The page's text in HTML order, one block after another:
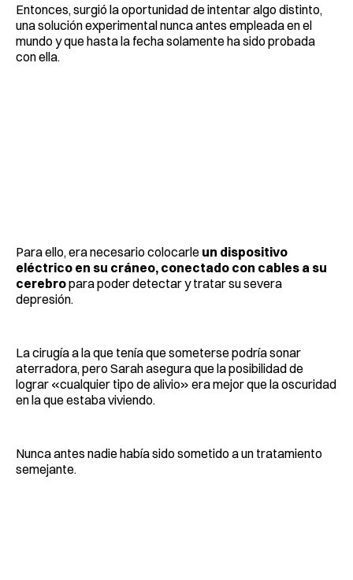
Entonces, surgió la oportunidad de intentar algo distinto,
una solución experimental nunca antes empleada en el
mundo y que hasta la fecha solamente ha sido probada
con ella.
Para ello, era necesario colocarle un dispositivo
eléctrico en su cráneo, conectado con cables a su
cerebropara poder detectar y tratar su severa
depresión.
La cirugía a la que tenía que someterse podría sonar
aterradora, pero Sarah asegura que la posibilidad de
lograr «cualquier tipo de alivio» era mejor que la oscuridad
en la que estaba viviendo.
Nunca antes nadie había sido sometido a un tratamiento
semejante.